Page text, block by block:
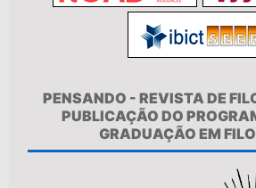
PENSANDO - REVISTA DE
PUBLICAÇÃO DO
GRADUAÇÃO EM